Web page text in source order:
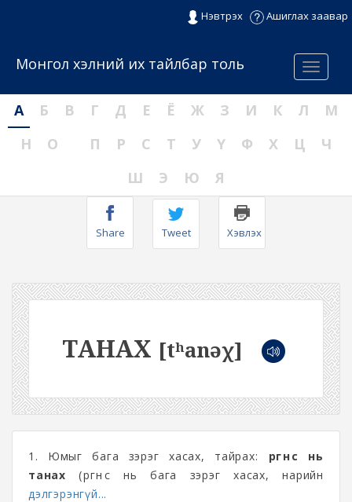
Нэвтрэх Ашиглах заавар
Menu
Монгол хэлний их тайлбар толь
А Б В Г Д Е Ё Ж З И К Л
М
Н
О П Р С Т У Ү Ф Х Ц
Ч
Ш
Э Ю Я
Share Tweet Хэвлэх
ТАНАХ [tʰanəχ]
1. Юмыг бага зэрэг хасах, тайрах:
өргөнөөс нь
танах (өргөнөөс нь бага зэрэг хасах, нарийн
дэлгэрэнгүй...